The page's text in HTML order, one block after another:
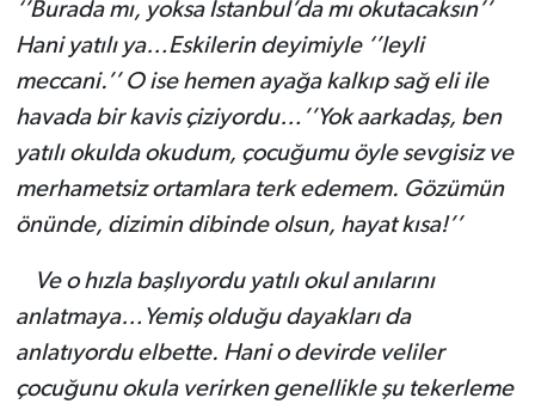
‘’Burada mı, yoksa İstanbul’da mı okutacaksın’’
Hani yatılı ya…Eskilerin deyimiyle ‘’leyli
meccani.’’ O ise hemen ayağa kalkıp sağ eli ile
havada bir kavis çiziyordu…’’Yok aarkadaş, ben
yatılı okulda okudum, çocuğumu öyle sevgisiz ve
merhametsiz ortamlara terk edemem. Gözümün
önünde, dizimin dibinde olsun, hayat kısa!’’
Ve o hızla başlıyordu yatılı okul anılarını
anlatmaya…Yemiş olduğu dayakları da
anlatıyordu elbette. Hani o devirde veliler
çocuğunu okula verirken genellikle şu tekerleme